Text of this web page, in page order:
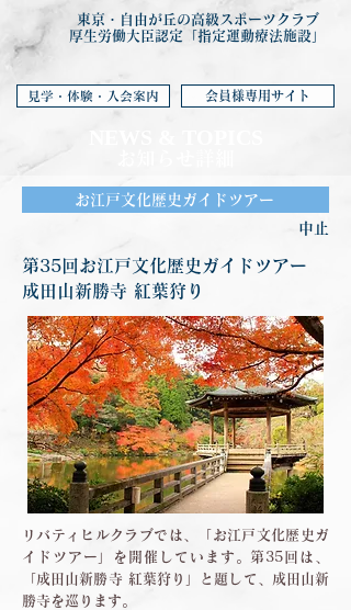
東京・自由が丘の高級スポーツクラブ
厚生労働大臣認定「指定運動療法施設」
見学・体験・入会案内 会員様専用サイト
お江戸文化歴史ガイドツアー
中止
第35回お江戸文化歴史ガイドツアー
成田山新勝寺 紅葉狩り
リバティヒルクラブでは、「お江戸文化歴史ガ
イドツアー」を開催しています。第35回は、
「成田山新勝寺 紅葉狩り」と題して、成田山新
勝寺を巡ります。